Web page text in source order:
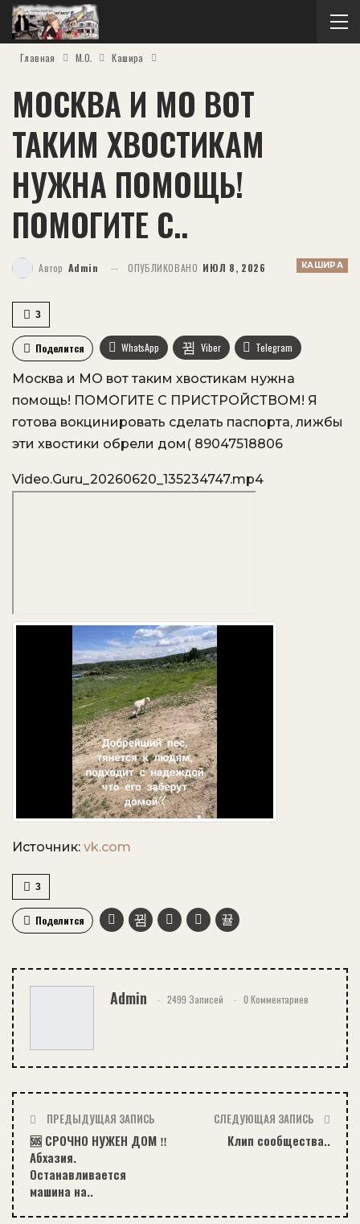
Главная М.О. Кашира
МОСКВА И МО ВОТ
ТАКИМ ХВОСТИКАМ
НУЖНА ПОМОЩЬ!
ПОМОГИТЕ С..
КАШИРА
Автор Admin ОПУБЛИКОВАНО ИЮЛ 8, 2026
3
Поделится WhatsApp Viber Telegram
VK OK.ru
Москва и МО вот таким хвостикам нужна
помощь! ПОМОГИТЕ С ПРИСТРОЙСТВОМ! Я
готова вокцинировать сделать паспорта, лижбы
эти хвостики обрели дом( 89047518806
Video.Guru_20260620_135234747.mp4
Источник: vk.com
3
Поделится
Admin 2499 Записей 0 Комментариев
ПРЕДЫДУЩАЯ ЗАПИСЬ
🆘️️ СРОЧНО НУЖЕН ДОМ ‼️
Абхазия.
Останавливается
машина на..
СЛЕДУЮЩАЯ ЗАПИСЬ
Клип сообщества..